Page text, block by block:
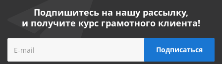
Подпишитесь на нашу рассылку,
и получите курс грамотного клиента!